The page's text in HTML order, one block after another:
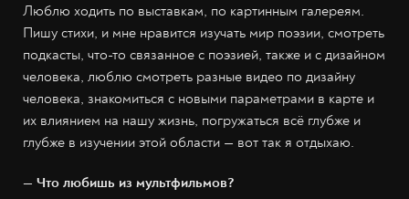
Люблю ходить по выставкам, по картинным галереям.
Пишу стихи, и мне нравится изучать мир поэзии, смотреть
подкасты, что-то связанное с поэзией, также и с дизайном
человека, люблю смотреть разные видео по дизайну
человека, знакомиться с новыми параметрами в карте и
их влиянием на нашу жизнь, погружаться всё глубже и
глубже в изучении этой области — вот так я отдыхаю.
— Что любишь из мультфильмов?